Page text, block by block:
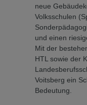
neue
Volksschulen
und einen
Mit der
HTL sowie der
Voitsberg ein
Bedeutung.